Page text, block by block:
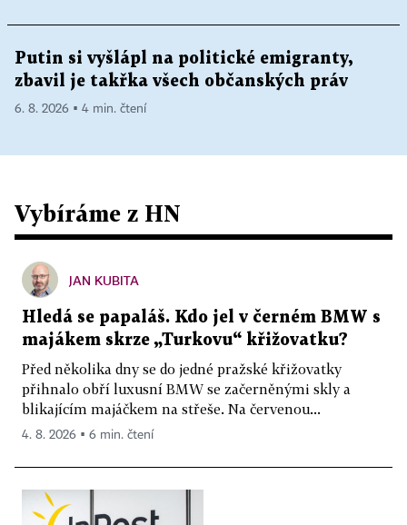
Putin si vyšlápl na politické emigranty,
zbavil je takřka všech občanských práv
6. 8. 2026 ▪ 4 min. čtení
Vybíráme z HN
JAN KUBITA
Hledá se papaláš. Kdo jel v černém BMW s
majákem skrze „Turkovu“ křižovatku?
Před několika dny se do jedné pražské křižovatky
přihnalo obří luxusní BMW se začerněnými skly a
blikajícím majáčkem na střeše. Na červenou...
4. 8. 2026 ▪ 6 min. čtení